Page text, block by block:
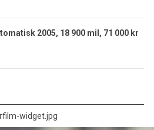
2005, 18 900 mil, 71 000 kr